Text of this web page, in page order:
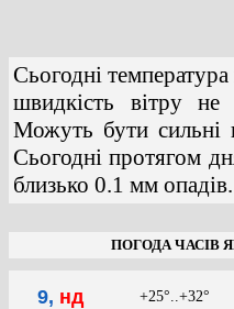
Сьогодні
швидкість вітру
Можуть бути сильні
Сьогодні протягом
близько 0.1 мм опадів.
ПОГОДА ЧАСІВ
9, нд +25°..+32°